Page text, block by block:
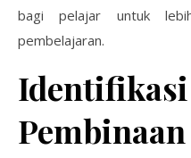
bagi pelajar untuk
pembelajaran.